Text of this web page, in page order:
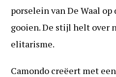
porselein van De Waal
gooien. De stijl helt over
elitarisme.
Camondo creëert met